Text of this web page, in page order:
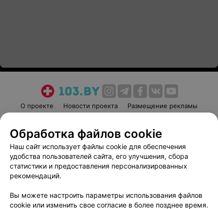
О проекте Новости проекта
Размещение рекламы
Пользовательское соглашение
Способы оплаты
Вакансии
Партнеры
Написать руководителю 103.by
Обработка персональных данных
Обработка файлов cookie
Наш сайт использует файлы cookie для обеспечения
удобства пользователей сайта, его улучшения, сбора
статистики и предоставления персонализированных
рекомендаций.
Вы можете настроить параметры использования файлов
cookie или изменить свое согласие в более позднее время.